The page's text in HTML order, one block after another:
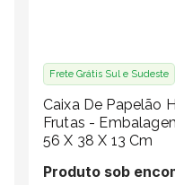
Frete Grátis Sul e Sudeste
Caixa De Papelão
Frutas -
56 X 38 X 13 Cm
Produto sob